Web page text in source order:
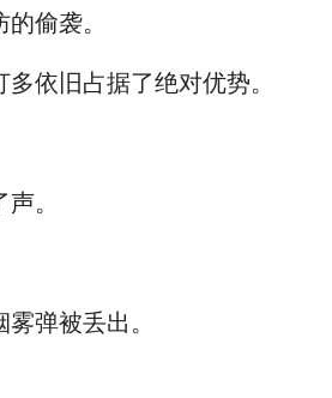
偷袭。
依旧占据了绝对优势。
。
弹被丢出。